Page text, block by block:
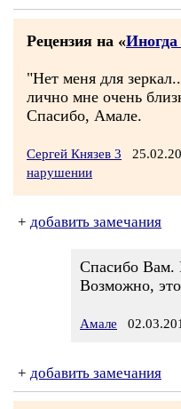
Рецензия на «
"Нет меня для
лично мне очень
Спасибо, Амале.
Сергей Князев 3
нарушении
+ добавить замечания
Спасибо Вам.
Возможно,
Амале
+ добавить замечания